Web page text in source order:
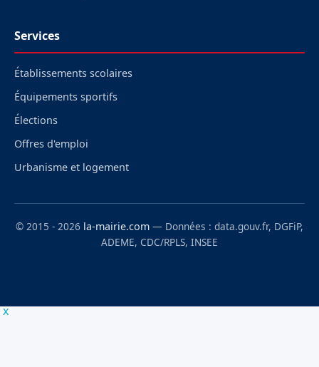
Services
Établissements scolaires
Équipements sportifs
Élections
Offres d'emploi
Urbanisme et logement
© 2015 - 2026 la-mairie.com — Données : data.gouv.fr, DGFiP,
ADEME, CDC/RPLS, INSEE
x